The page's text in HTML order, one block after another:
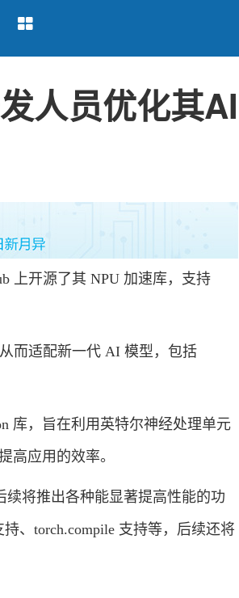
人员优化其AI
开源了其 NPU 加速库，支持
适配新一代 AI 模型，包括
，旨在利用英特尔神经处理单元
高应用的效率。
将推出各种能显著提高性能的功
、torch.compile 支持等，后续还将